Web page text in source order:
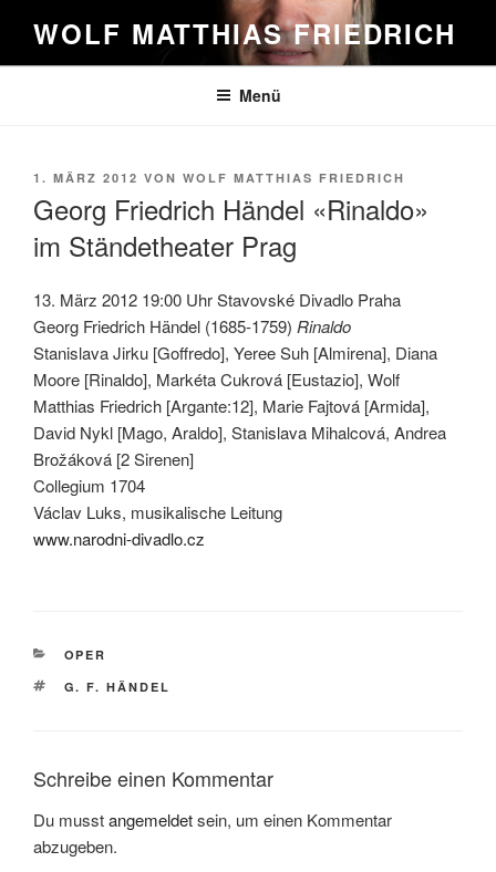
Inhalt
springen
WOLF MATTHIAS FRIEDRICH
Menü
VERÖFFENTLICHT
1. MÄRZ 2012 VON WOLF MATTHIAS FRIEDRICH
Georg Friedrich Händel «Rinaldo»
im Ständetheater Prag
13. März 2012 19:00 Uhr Stavovské Divadlo Praha
Georg Friedrich Händel (1685-1759) Rinaldo
Stanislava Jirku [Goffredo], Yeree Suh [Almirena], Diana
Moore [Rinaldo], Markéta Cukrová [Eustazio], Wolf
Matthias Friedrich [Argante:12], Marie Fajtová [Armida],
David Nykl [Mago, Araldo], Stanislava Mihalcová, Andrea
Brožáková [2 Sirenen]
Collegium 1704
Václav Luks, musikalische Leitung
www.narodni-divadlo.cz
KATEGORIEN
OPER
SCHLAGWÖRTER
G. F. HÄNDEL
Schreibe einen Kommentar
Du musstangemeldetsein, um einen Kommentar
abzugeben.